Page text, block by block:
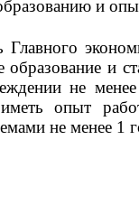
и
и
не
опыт
не менее 1